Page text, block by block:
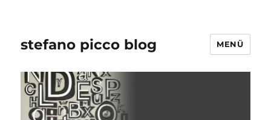
stefano picco blog MENÜ